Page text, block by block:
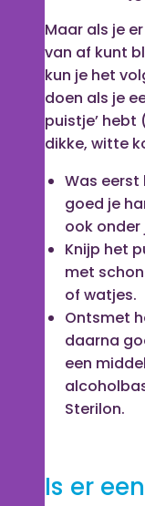
Maar als je
van af kunt
kun je het
doen als je
puistje’ hebt
dikke, witte
Was eerst
goed je
ook onder
Knijp het
met
of watjes.
Ontsmet
daarna
een
Sterilon.
Is er een